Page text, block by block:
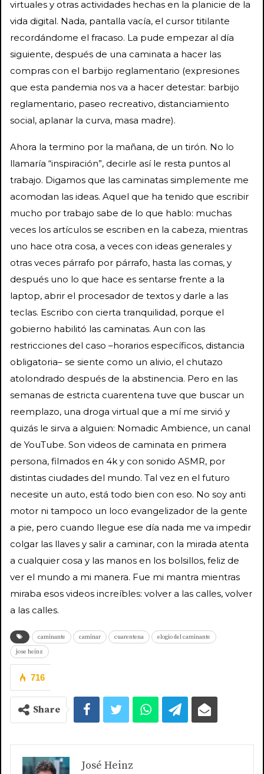
virtuales y otras actividades hechas en la planicie de la
vida digital. Nada, pantalla vacía, el cursor titilante
recordándome el fracaso. La pude empezar al día
siguiente, después de una caminata a hacer las
compras con el barbijo reglamentario (expresiones
que esta pandemia nos va a hacer detestar: barbijo
reglamentario, paseo recreativo, distanciamiento
social, aplanar la curva, masa madre).
Ahora la termino por la mañana, de un tirón. No lo
llamaría “inspiración”, decirle así le resta puntos al
trabajo. Digamos que las caminatas simplemente me
acomodan las ideas. Aquel que ha tenido que escribir
mucho por trabajo sabe de lo que hablo: muchas
veces los artículos se escriben en la cabeza, mientras
uno hace otra cosa, a veces con ideas generales y
otras veces párrafo por párrafo, hasta las comas, y
después uno lo que hace es sentarse frente a la
laptop, abrir el procesador de textos y darle a las
teclas. Escribo con cierta tranquilidad, porque el
gobierno habilitó las caminatas. Aun con las
restricciones del caso –horarios específicos, distancia
obligatoria– se siente como un alivio, el chutazo
atolondrado después de la abstinencia. Pero en las
semanas de estricta cuarentena tuve que buscar un
reemplazo, una droga virtual que a mí me sirvió y
quizás le sirva a alguien: Nomadic Ambience, un canal
de YouTube. Son videos de caminata en primera
persona, filmados en 4k y con sonido ASMR, por
distintas ciudades del mundo. Tal vez en el futuro
necesite un auto, está todo bien con eso. No soy anti
motor ni tampoco un loco evangelizador de la gente
a pie, pero cuando llegue ese día nada me va impedir
colgar las llaves y salir a caminar, con la mirada atenta
a cualquier cosa y las manos en los bolsillos, feliz de
ver el mundo a mi manera. Fue mi mantra mientras
miraba esos videos increíbles: volver a las calles, volver
a las calles.
caminante caminar cuarentena elogio del caminante
jose heinz
716
Share
José Heinz